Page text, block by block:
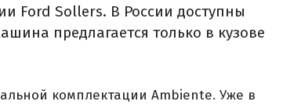
Ford Sollers. В России доступны
предлагается только в кузове
комплектации Ambiente. Уже в